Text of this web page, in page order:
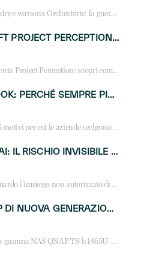
Frontier, Foundry e watsonx Orchestrate: la guerra delle piattaforme AI agent ridisegna il mercato IT. Cosa cambia per reseller, MSP e system integrator.
MICROSOFT PROJECT PERCEPTION: COME GLI AGENTI AI CAMBIERANNO SOC, CYBERSECURITY E SERVIZI MSP
Microsoft presenta Project Perception: scopri come gli agenti AI possono trasformare cybersecurity, SOC e servizi gestiti degli MSP.
HP PROBOOK: PERCHÉ SEMPRE PIÙ AZIENDE SCELGONO NOTEBOOK PROGETTATI PER IL LAVORO MODERNO
HP ProBook: 5 motivi per cui le aziende scelgono i notebook business HP per migliorare produttività, sicurezza e gestione dell’AI.
SHADOW AI: IL RISCHIO INVISIBILE CHE LE AZIENDE POSSONO GOVERNARE
Shadow AI riguardo l’impiego non autorizzato di sistemi AI all’interno dell’azienda. E’ una pratica che si diffonde a partire dai dipendenti fino ai dirigenti e mette a repentaglio la cybersecurity, con costi più elevati per le organizzazioni. Due recenti report illustrano il fenomeno e forniscono dati in merito
NAS QNAP DI NUOVA GENERAZIONE: PIÙ PRESTAZIONI, SCALABILITÀ E PROTEZIONE DEI DATI PER LE INFRASTRUTTURE IT MODERNE
Scopri la nuova gamma NAS QNAP TS-h1465U-RP, TS-h1065eU e TS-h665U: storage aziendale con ZFS, DDR5, E1.S NVMe e connettività 2.5GbE per backup, virtualizzazione e cybersecurity.